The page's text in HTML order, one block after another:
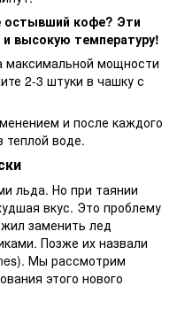
кофе? Эти
высокую температуру!
максимальной мощности
2-3 штуки в чашку с
и после каждого
теплой воде.
льда. Но при таянии
вкус. Это проблему
заменить лед
Позже их назвали
Мы рассмотрим
этого нового